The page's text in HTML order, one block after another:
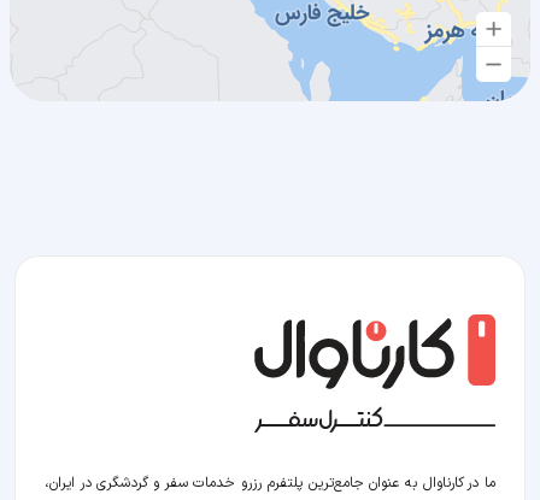
ما در کارناوال به عنوان جامع‌ترین پلتفرم رزرو خدمات سفر و گردشگری در ایران،